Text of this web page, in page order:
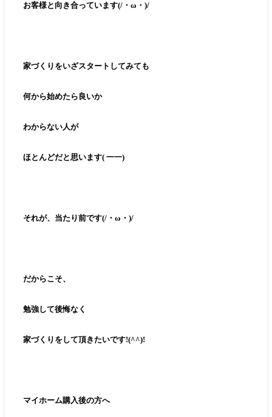
お客様と向き合っています(/・ω・)/
家づくりをいざスタートしてみても
何から始めたら良いか
わからない人が
ほとんどだと思います( 一一)
それが、当たり前です(/・ω・)/
だからこそ、
勉強して後悔なく
家づくりをして頂きたいです!(^^)!
マイホーム購入後の方へ